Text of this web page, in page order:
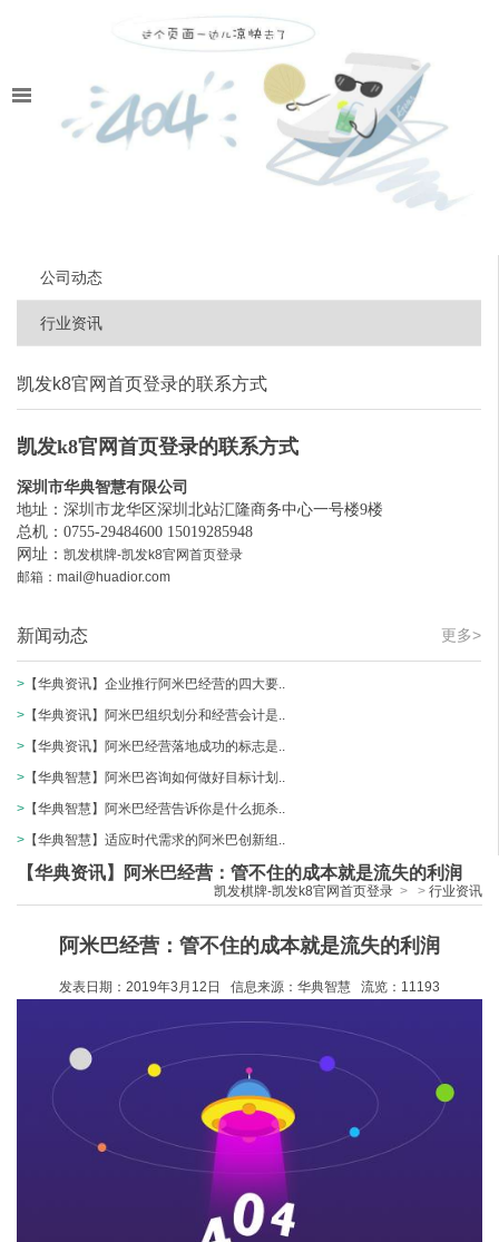
公司动态
行业资讯
凯发k8官网首页登录的联系方式
凯发k8官网首页登录的联系方式
深圳市华典智慧有限公司
地址：深圳市龙华区深圳北站汇隆商务中心一号楼9楼
总机：0755-29484600 15019285948
网址： 凯发棋牌-凯发k8官网首页登录
邮箱： mail@huadior.com
更多>
新闻动态
> 【华典资讯】企业推行阿米巴经营的四大要..
> 【华典资讯】阿米巴组织划分和经营会计是..
> 【华典资讯】阿米巴经营落地成功的标志是..
> 【华典智慧】阿米巴咨询如何做好目标计划..
> 【华典智慧】阿米巴经营告诉你是什么扼杀..
> 【华典智慧】适应时代需求的阿米巴创新组..
【华典资讯】阿米巴经营：管不住的成本就是流失的利润
凯发棋牌-凯发k8官网首页登录 > > 行业资讯
阿米巴经营： 管不住的成本就是流失的利润
发表日期：2019年3 月 12 日 信息来源：华典智慧 流览： 11193